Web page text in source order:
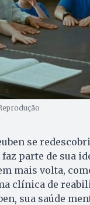
se
parte de sua
mais volta,
clínica de
sua saúde